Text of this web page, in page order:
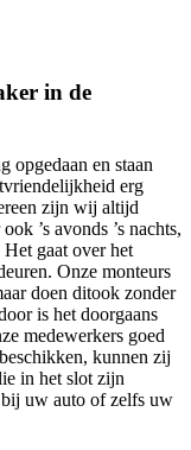
in de
opgedaan en staan
erg
zijn wij altijd
’s avonds ’s nachts,
gaat over het
Onze monteurs
doen ditook zonder
is het doorgaans
medewerkers goed
kunnen zij
in het slot zijn
uw auto of zelfs uw